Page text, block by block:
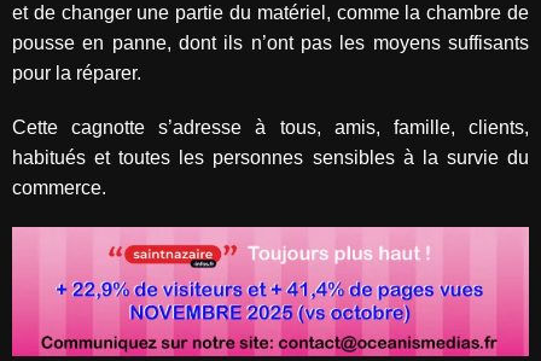
et de changer une partie du matériel, comme la chambre de
pousse en panne, dont ils n’ont pas les moyens suffisants
pour la réparer.
Cette cagnotte s’adresse à tous, amis, famille, clients,
habitués et toutes les personnes sensibles à la survie du
commerce.